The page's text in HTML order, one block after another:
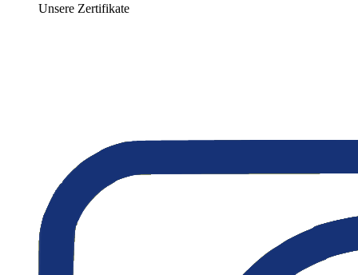
Unsere Zertifikate